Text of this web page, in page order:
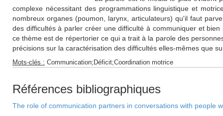
complexe nécessitant des programmations linguistique et
nombreux organes (poumon, larynx, articulateurs) qu'il faut
des difficultés à parler créer une difficulté à communiquer et
ce thème est de répertorier ce qui a trait à la parole des
précisions sur la caractérisation des difficultés elles-mêmes que
Mots-clés : Communication;Déficit;Coordination motrice
Références bibliographiques
The role of communication partners in conversations with people